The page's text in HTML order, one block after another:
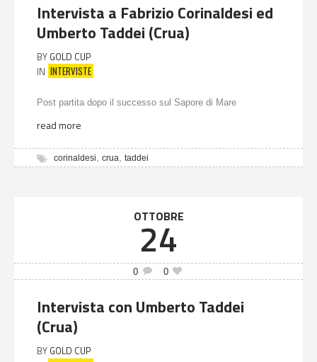
Intervista a Fabrizio Corinaldesi ed
Umberto Taddei (Crua)
BY GOLD CUP
IN INTERVISTE
Post partita dopo il successo sul Sapore di Mare
read more
corinaldesi, crua, taddei
OTTOBRE
24
0 0
Intervista con Umberto Taddei
(Crua)
BY GOLD CUP